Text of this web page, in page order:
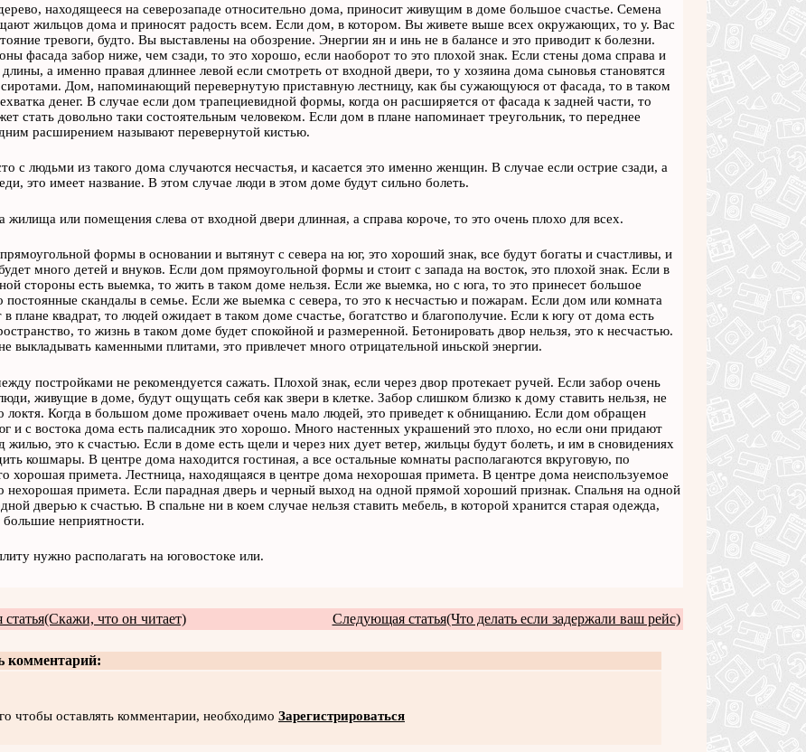
находящееся на северозападе относительно дома, приносит живущим в доме большое счастье. Семена
жильцов дома и приносят радость всем. Если дом, в котором. Вы живете выше всех окружающих, то у. Вас
тревоги, будто. Вы выставлены на обозрение. Энергии ян и инь не в балансе и это приводит к болезни.
фасада забор ниже, чем сзади, то это хорошо, если наоборот то это плохой знак. Если стены дома справа и
длины, а именно правая длиннее левой если смотреть от входной двери, то у хозяина дома сыновья становятся
Дом, напоминающий перевернутую приставную лестницу, как бы сужающуюся от фасада, то в таком
денег. В случае если дом трапециевидной формы, когда он расширяется от фасада к задней части, то
стать довольно таки состоятельным человеком. Если дом в плане напоминает треугольник, то переднее
расширением называют перевернутой кистью.
с людьми из такого дома случаются несчастья, и касается это именно женщин. В случае если острие сзади, а
это имеет название. В этом случае люди в этом доме будут сильно болеть.
жилища или помещения слева от входной двери длинная, а справа короче, то это очень плохо для всех.
формы в основании и вытянут с севера на юг, это хороший знак, все будут богаты и счастливы, и
много детей и внуков. Если дом прямоугольной формы и стоит с запада на восток, это плохой знак. Если в
стороны есть выемка, то жить в таком доме нельзя. Если же выемка, но с юга, то это принесет большое
постоянные скандалы в семье. Если же выемка с севера, то это к несчастью и пожарам. Если дом или комната
в плане квадрат, то людей ожидает в таком доме счастье, богатство и благополучие. Если к югу от дома есть
то жизнь в таком доме будет спокойной и размеренной. Бетонировать двор нельзя, это к несчастью.
выкладывать каменными плитами, это привлечет много отрицательной иньской энергии.
постройками не рекомендуется сажать. Плохой знак, если через двор протекает ручей. Если забор очень
живущие в доме, будут ощущать себя как звери в клетке. Забор слишком близко к дому ставить нельзя, не
локтя. Когда в большом доме проживает очень мало людей, это приведет к обнищанию. Если дом обращен
и с востока дома есть палисадник это хорошо. Много настенных украшений это плохо, но если они придают
жилью, это к счастью. Если в доме есть щели и через них дует ветер, жильцы будут болеть, и им в сновидениях
кошмары. В центре дома находится гостиная, а все остальные комнаты располагаются вкруговую, по
хорошая примета. Лестница, находящаяся в центре дома нехорошая примета. В центре дома неиспользуемое
нехорошая примета. Если парадная дверь и черный выход на одной прямой хороший признак. Спальня на одной
дверью к счастью. В спальне ни в коем случае нельзя ставить мебель, в которой хранится старая одежда,
большие неприятности.
нужно располагать на юговостоке или.
что он читает) Следующая статья(Что делать если задержали ваш рейс)
комментарий:
чтобы оставлять комментарии, необходимо Зарегистрироваться